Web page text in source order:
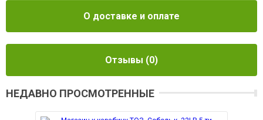
О доставке и оплате
Отзывы (0)
НЕДАВНО ПРОСМОТРЕННЫЕ